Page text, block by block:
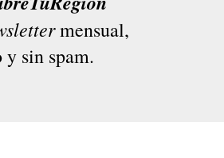
mensual,
sin spam.